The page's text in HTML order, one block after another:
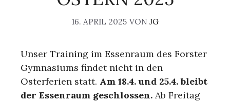
16. APRIL 2025 VON JG
Unser Training im Essenraum des Forster
Gymnasiums findet nicht in den
Osterferien statt. Am 18.4. und 25.4. bleibt
der Essenraum geschlossen. Ab Freitag